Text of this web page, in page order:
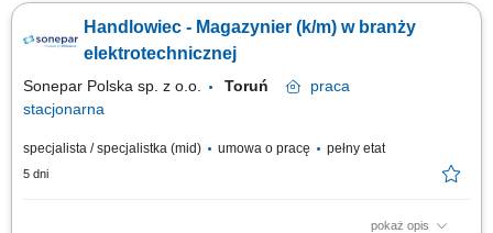
zapewnianie im wsparcia, prowadzenie negocjacji handlowych i
przygotowywanie ofert dopasowanych do potrzeb klientów, współpraca z
Handlowiec - Magazynier (k/m) w branży
elektrotechnicznej
Sonepar Polska sp. z o.o. Toruń
praca
stacjonarna
specjalista / specjalistka (mid) umowa o pracę pełny etat
5 dni
pokaż opis